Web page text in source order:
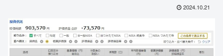
2024.10.21